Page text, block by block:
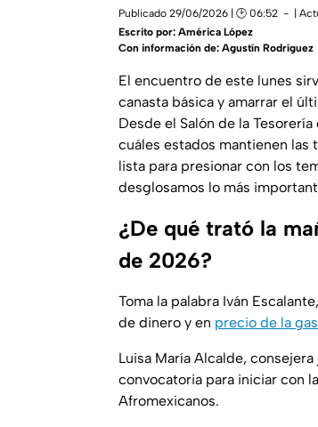
Publicado 29/06/2026 | 🕑 06:52 |
Escrito por: América López
Con información de: Agustín Rodríguez
El encuentro de este lunes
canasta básica y amarrar el
Desde el Salón de la
cuáles estados mantienen las
lista para presionar con los
desglosamos lo más
¿De qué trató la
de 2026?
Toma la palabra Iván
de dinero y en precio de la
Luisa María Alcalde,
convocatoria para iniciar con
Afromexicanos.